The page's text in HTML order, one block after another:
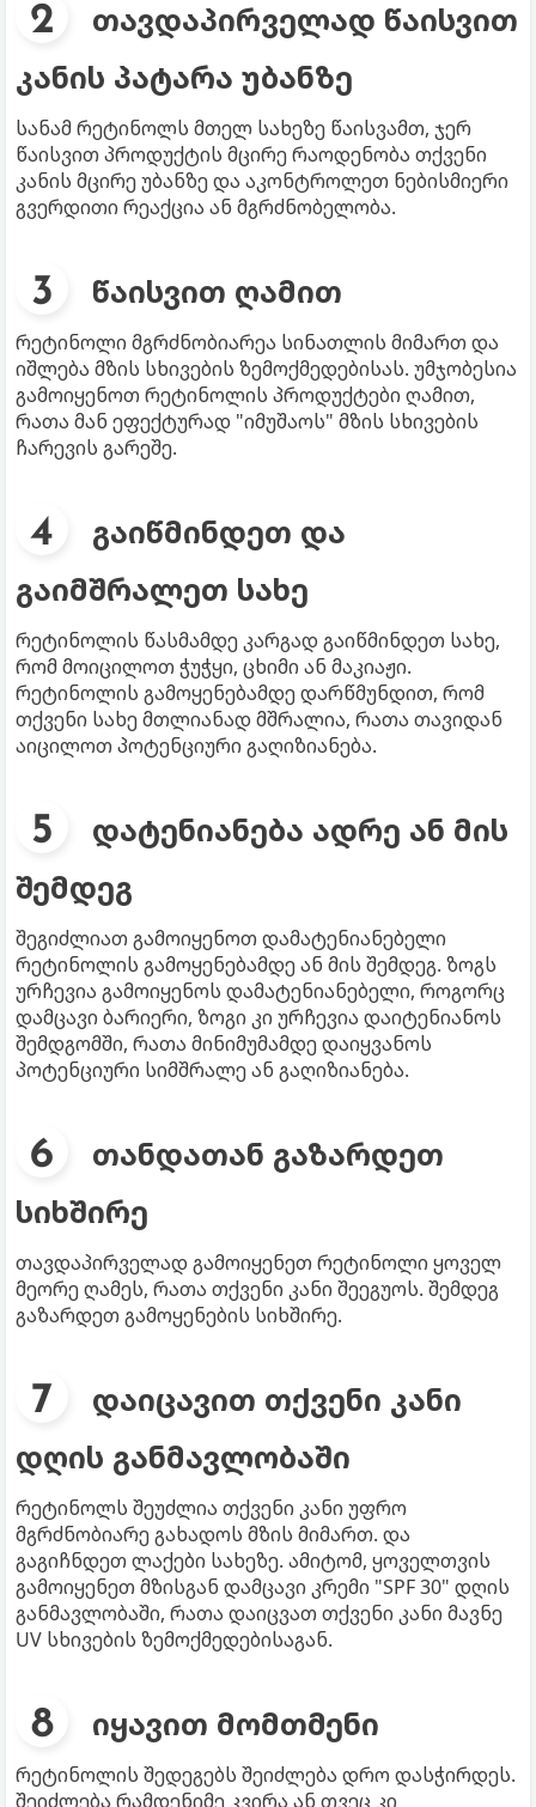
თავდაპირველად წაისვით
კანის პატარა უბანზე
სანამ რეტინოლს მთელ სახეზე წაისვამთ, ჯერ
წაისვით პროდუქტის მცირე რაოდენობა თქვენი
კანის მცირე უბანზე და აკონტროლეთ ნებისმიერი
გვერდითი რეაქცია ან მგრძნობელობა.
წაისვით ღამით
რეტინოლი მგრძნობიარეა სინათლის მიმართ და
იშლება მზის სხივების ზემოქმედებისას. უმჯობესია
გამოიყენოთ რეტინოლის პროდუქტები ღამით,
რათა მან ეფექტურად "იმუშაოს" მზის სხივების
ჩარევის გარეშე.
გაიწმინდეთ და
გაიმშრალეთ სახე
რეტინოლის წასმამდე კარგად გაიწმინდეთ სახე,
რომ მოიცილოთ ჭუჭყი, ცხიმი ან მაკიაჟი.
რეტინოლის გამოყენებამდე დარწმუნდით, რომ
თქვენი სახე მთლიანად მშრალია, რათა თავიდან
აიცილოთ პოტენციური გაღიზიანება.
დატენიანება ადრე ან მის
შემდეგ
შეგიძლიათ გამოიყენოთ დამატენიანებელი
რეტინოლის გამოყენებამდე ან მის შემდეგ. ზოგს
ურჩევია გამოიყენოს დამატენიანებელი, როგორც
დამცავი ბარიერი, ზოგი კი ურჩევია დაიტენიანოს
შემდგომში, რათა მინიმუმამდე დაიყვანოს
პოტენციური სიმშრალე ან გაღიზიანება.
თანდათან გაზარდეთ
სიხშირე
თავდაპირველად გამოიყენეთ რეტინოლი ყოველ
მეორე ღამეს, რათა თქვენი კანი შეეგუოს. შემდეგ
გაზარდეთ გამოყენების სიხშირე.
დაიცავით თქვენი კანი
დღის განმავლობაში
რეტინოლს შეუძლია თქვენი კანი უფრო
მგრძნობიარე გახადოს მზის მიმართ. და
გაგიჩნდეთ ლაქები სახეზე. ამიტომ, ყოველთვის
გამოიყენეთ მზისგან დამცავი კრემი "SPF 30" დღის
განმავლობაში, რათა დაიცვათ თქვენი კანი მავნე
UV სხივების ზემოქმედებისაგან.
იყავით მომთმენი
რეტინოლის შედეგებს შეიძლება დრო დასჭირდეს.
შეიძლება რამდენიმე კვირა ან თვეც კი